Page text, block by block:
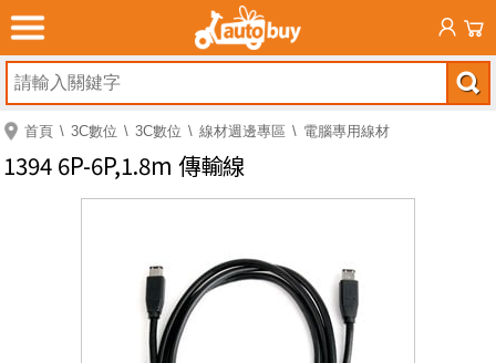
首頁 3C數位 3C數位 線材週邊專區 電腦專用線材
1394 6P-6P,1.8m 傳輸線